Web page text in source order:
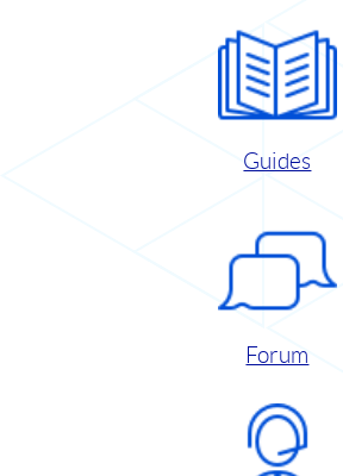
Guides
Forum